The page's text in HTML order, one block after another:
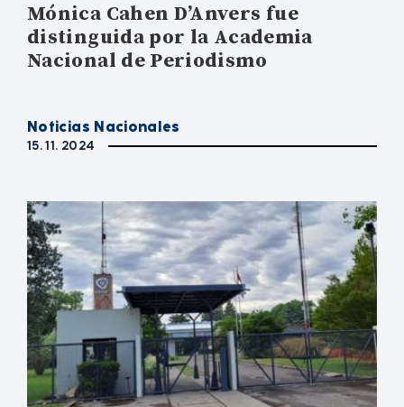
Mónica Cahen D’Anvers fue
distinguida por la Academia
Nacional de Periodismo
Noticias Nacionales
15. 11. 2024